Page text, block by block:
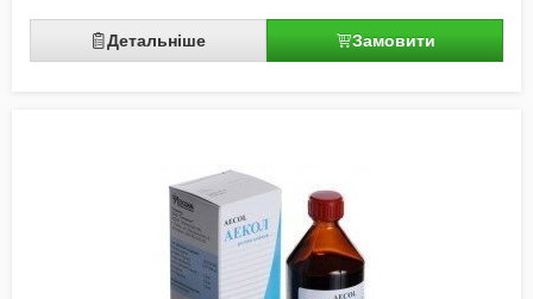
Детальніше Замовити